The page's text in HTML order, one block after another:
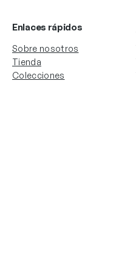
Enlaces rápidos
Sobre nosotros
Tienda
Colecciones